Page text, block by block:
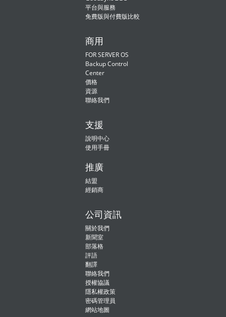
平台與服務
免費版與付費版比較
商用
FOR SERVER OS
Backup Control
Center
價格
資源
聯絡我們
支援
說明中心
使用手冊
推廣
結盟
經銷商
公司資訊
關於我們
新聞室
部落格
評語
翻譯
聯絡我們
授權協議
隱私權政策
密碼管理員
網站地圖